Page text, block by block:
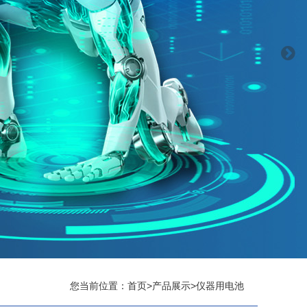
您当前位置： 首页>产品展示>仪器用电池